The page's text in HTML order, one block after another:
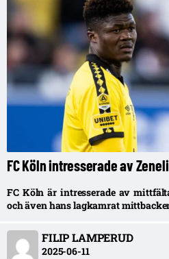
FC Köln intresserade av
FC Köln är intresserade av
och även hans lagkamrat
FILIP LAMPERUD
2025-06-11